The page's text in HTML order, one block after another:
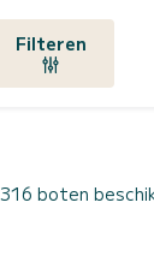
Filteren
316 boten